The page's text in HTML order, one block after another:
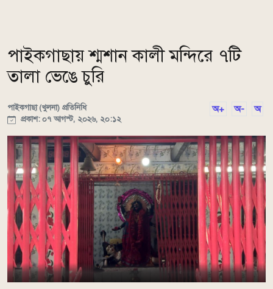
পাইকগাছায় শ্মশান কালী মন্দিরে ৭টি
তালা ভেঙে চুরি
পাইকগাছা (খুলনা) প্রতিনিধি
প্রকাশ: ০৭ আগস্ট, ২০২৬, ২০:১২
অ+ অ- অ